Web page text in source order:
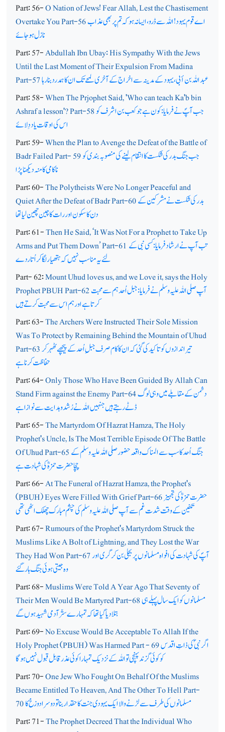
Part: 56-O Nation of Jews! Fear Allah, Lest the Chastisement
Overtake You Part-56اے قوم یہود! اللہ سے ڈرو، ایسا نہ ہو کہ تم پر بھی عذاب
نازل ہوجائے
Part: 57-Abdullah Ibn Ubay: His Sympathy With the Jews
Until the Last Moment of Their Expulsion From Madina
Part-57عبد اللہ بن أبی، یہود کے مدینہ سے اخراج کے آخری لمحے تک ان کا ہمدرد بنا رہا
Part: 58-When The Prjophet Said, 'Who can teach Ka'b bin
Ashraf a lesson'? Part-58جب آپؐ نے فرمایا: کون ہے جو کعب بن اشرف کو
اس کی اوقات یاد دِلائے
Part: 59-When the Plan to Avenge the Defeat of the Battle of
Badr Failed Part- 59جب جنگ بدر کی شکست کا انتقام لینے کی منصوبہ بندی کو
ناکامی کا منہ دیکھنا پڑا
Part: 60-The Polytheists Were No Longer Peaceful and
Quiet After the Defeat of Badr Part-60بدر کی شکست نے مشرکین کے
دن کا سکون اور رات کاچین چھین لیا تھا
Part: 61-Then He Said, ‘It Was Not For a Prophet to Take Up
Arms and Put Them Down’ Part-61 تب آپ نے ارشاد فرمایا: کسی نبی کے
لئے یہ مناسب نہیں کہ ہتھیار لگا کر اُتاردے
Part- 62:Mount Uhud loves us, and we Love it, says the Holy
Prophet PBUH Part-62آپ صلی اللہ علیہ وسلم نے فرمایا: جبل اُحد ہم سے محبت
کرتاہے اور ہم اس سے محبت کرتے ہیں
Part: 63-The Archers Were Instructed Their Sole Mission
Was To Protect by Remaining Behind the Mountain of Uhud
Part-63تیر اندازوں کو تاکید کی گئی کہ ان کا کام صرف جبلِ اُحد کے پیچھے ٹھہر کر
حفاظت کرنا ہے
Part: 64-Only Those Who Have Been Guided By Allah Can
Stand Firm against the Enemy Part-64دشمن کے مقابلے میں وہی لوگ
ڈٹے رہتے ہیں جنہیں اللہ نے رُشد و ہدایت سے نوازاہے
Part: 65-The Martyrdom Of Hazrat Hamza, The Holy
Prophet's Uncle, Is The Most Terrible Episode Of The Battle
Of Uhud Part-65جنگ اُحد کا سب سے المناک واقعہ حضور صلی اللہ علیہ وسلم کے
چچا حضرت حمزہؓ کی شہادت ہے
Part: 66-At The Funeral of Hazrat Hamza, the Prophet's
(PBUH) Eyes Were Filled With Grief Part-66حضرت حمزہؓ کی تجہیز
تکفین کے وقت شدت غم سے آپ صلی اللہ علیہ وسلم کی چشم مبارک چھلک اٹھی تھی
Part: 67-Rumours of the Prophet's Martyrdom Struck the
Muslims Like A Bolt of Lightning, and They Lost the War
They Had Won Part-67آپؐ کی شہادت کی افواہ مسلمانوں پر بجلی بن کر گری اور
وہ جیتی ہوئی جنگ ہار گئے
Part: 68-Muslims Were Told A Year Ago That Seventy of
Their Men Would Be Martyred Part-68مسلمانوں کو ایک سال پہلے ہی
بتلا دیا گیا تھا کہ تمہارے ستّر آدمی شہید ہوں گے
Part: 69-No Excuse Would Be Acceptable To Allah If the
Holy Prophet (PBUH) Was Harmed Part - 69اگر نبیؐ کی ذاتِ اقدس
کو کوئی گزند پہنچی تو اللہ کے نزدیک تمہارا کوئی عذر قابل قبول نہیں ہوگا
Part: 70-One Jew Who Fought On Behalf Of the Muslims
Became Entitled To Heaven, And The Other To Hell Part-
70مسلمانوں کی طرف سےلڑنے والا ایک یہودی جنت کا حقدار بنا تو دوسرا دوزخ کا
Part: 71-The Prophet Decreed That the Individual Who